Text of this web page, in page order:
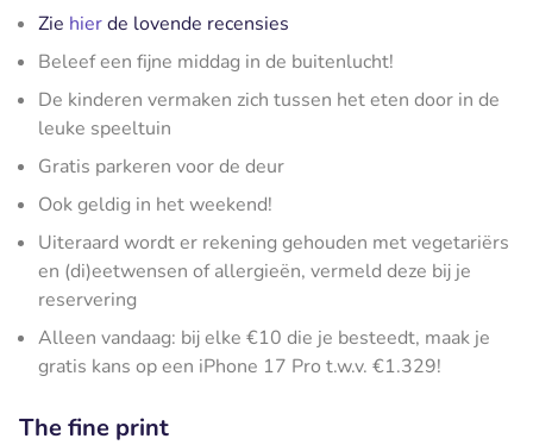
Zie hierde lovende recensies
Beleef een fijne middag in de buitenlucht!
De kinderen vermaken zich tussen het eten door in de
leuke speeltuin
Gratis parkeren voor de deur
Ook geldig in het weekend!
Uiteraard wordt er rekening gehouden met vegetariërs
en (di)eetwensen of allergieën, vermeld deze bij je
reservering
Alleen vandaag: bij elke €10 die je besteedt, maak je
gratis kans op een iPhone 17 Pro t.w.v. €1.329!
The fine print